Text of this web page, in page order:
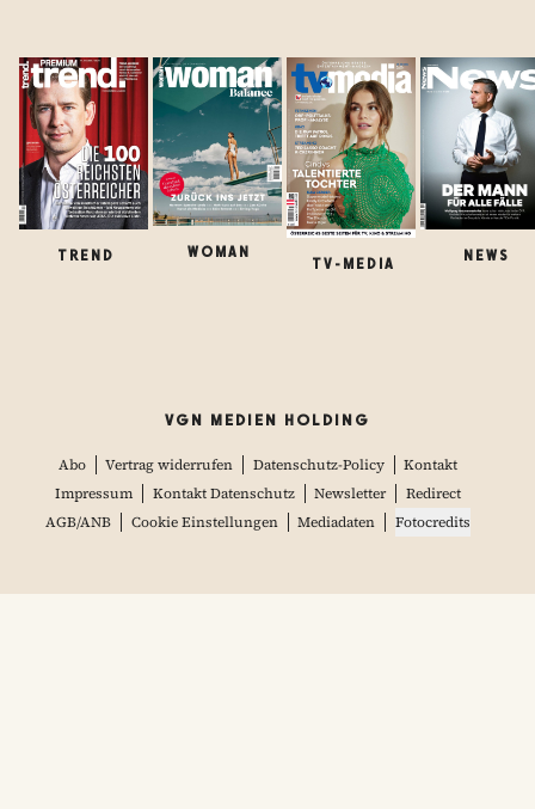
TREND WOMAN
TV-MEDIA
NEWS
VGN MEDIEN HOLDING
Abo Vertrag widerrufen Datenschutz-Policy
Kontakt
Impressum
Kontakt Datenschutz Newsletter
Redirect
AGB/ANB
Cookie Einstellungen Mediadaten Fotocredits